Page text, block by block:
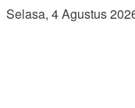
Selasa, 4 Agustus